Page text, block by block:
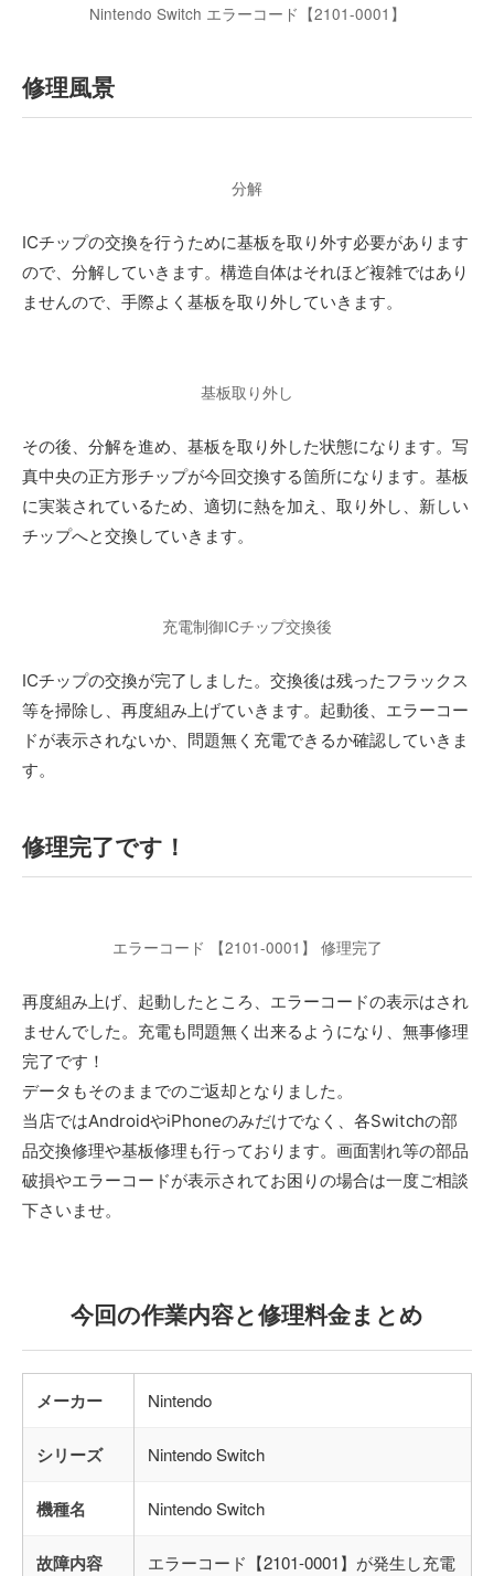
Nintendo Switch エラーコード【2101-0001】
修理風景
分解
ICチップの交換を行うために基板を取り外す必要があります
ので、分解していきます。構造自体はそれほど複雑ではあり
ませんので、手際よく基板を取り外していきます。
基板取り外し
その後、分解を進め、基板を取り外した状態になります。写
真中央の正方形チップが今回交換する箇所になります。基板
に実装されているため、適切に熱を加え、取り外し、新しい
チップへと交換していきます。
充電制御ICチップ交換後
ICチップの交換が完了しました。交換後は残ったフラックス
等を掃除し、再度組み上げていきます。起動後、エラーコー
ドが表示されないか、問題無く充電できるか確認していきま
す。
修理完了です！
エラーコード 【2101-0001】 修理完了
再度組み上げ、起動したところ、エラーコードの表示はされ
ませんでした。充電も問題無く出来るようになり、無事修理
完了です！
データもそのままでのご返却となりました。
当店ではAndroidやiPhoneのみだけでなく、各Switchの部
品交換修理や基板修理も行っております。画面割れ等の部品
破損やエラーコードが表示されてお困りの場合は一度ご相談
下さいませ。
今回の作業内容と修理料金まとめ
メーカー Nintendo
シリーズ Nintendo Switch
機種名 Nintendo Switch
故障内容
エラーコード【2101-0001】が発生し充電